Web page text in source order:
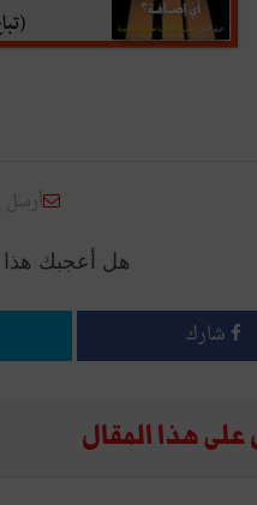
هل أعجبك
شارك
هذا المقال